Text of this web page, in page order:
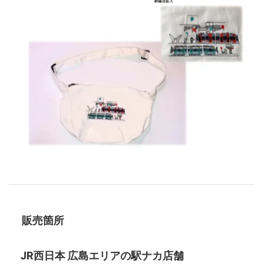
販売箇所
JR西日本 広島エリアの駅ナカ店舗